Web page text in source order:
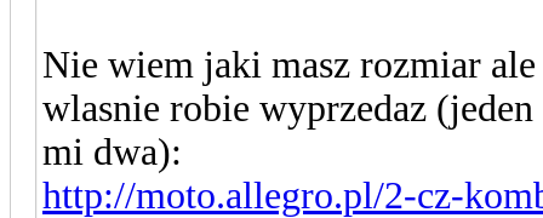
Nie wiem jaki masz rozmiar
wlasnie robie wyprzedaz
mi dwa):
http://moto.allegro.pl/2-cz-